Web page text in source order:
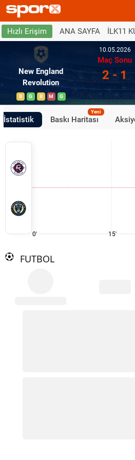
Hızlı Erişim ANA SAYFA İLK11
New England
Revolution
B G B M G
10.05.2026
Maç Sonu
2 - 1
İstatistik Baskı Haritası
Yeni
0' 15'
FUTBOL